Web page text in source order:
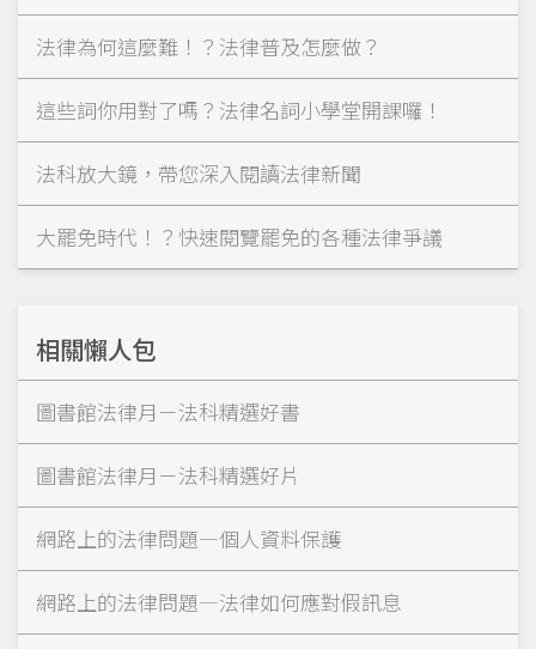
法律為何這麼難！？法律普及怎麼做？
這些詞你用對了嗎？法律名詞小學堂開課囉！
法科放大鏡，帶您深入閱讀法律新聞
大罷免時代！？快速閱覽罷免的各種法律爭議
相關懶人包
圖書館法律月－法科精選好書
圖書館法律月－法科精選好片
網路上的法律問題—個人資料保護
網路上的法律問題—法律如何應對假訊息